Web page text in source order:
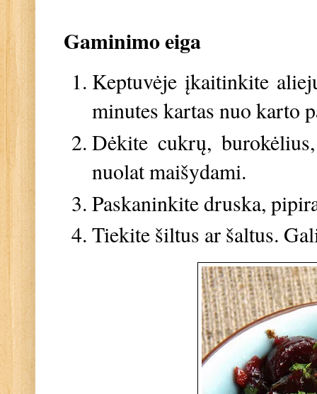
Gaminimo eiga
Keptuvėje įkaitinkite
minutes kartas nuo karto
Dėkite cukrų,
nuolat maišydami.
Paskaninkite druska,
Tiekite šiltus ar šaltus.